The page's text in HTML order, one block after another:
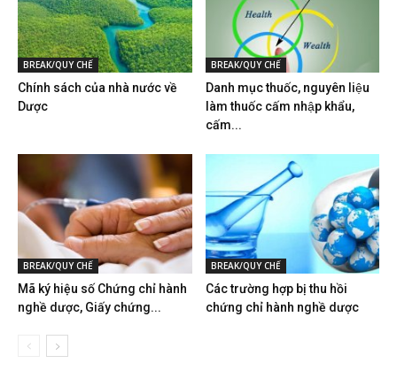
BREAK/QUY CHẾ
Chính sách của nhà nước về
Dược
BREAK/QUY CHẾ
Danh mục thuốc, nguyên liệu
làm thuốc cấm nhập khẩu,
cấm...
BREAK/QUY CHẾ
Mã ký hiệu số Chứng chỉ hành
nghề dược, Giấy chứng...
BREAK/QUY CHẾ
Các trường hợp bị thu hồi
chứng chỉ hành nghề dược